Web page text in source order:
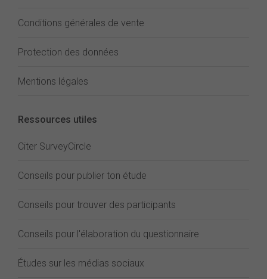
Conditions générales de vente
Protection des données
Mentions légales
Ressources utiles
Citer SurveyCircle
Conseils pour publier ton étude
Conseils pour trouver des participants
Conseils pour l'élaboration du questionnaire
Études sur les médias sociaux